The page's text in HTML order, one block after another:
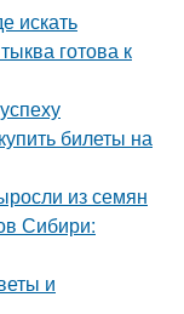
искать
готова к
билеты на
из семян
Сибири:
и